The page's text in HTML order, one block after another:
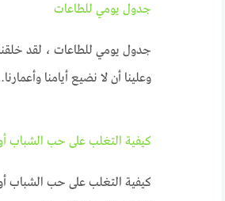
جدول يومي للطاعات
جدول يومي للطاعات ، لقد خلقنا
وعلينا أن لا نضيع أيامنا
كيفية التغلب على حب الشباب
كيفية التغلب على حب الشباب